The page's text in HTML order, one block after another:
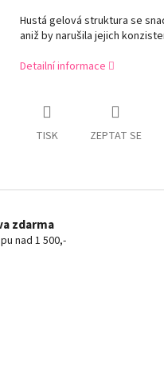
Hustá gelová struktura se
aniž by narušila jejich
Detailní informace
TISK ZEPTAT SE
zdarma
nad 1 500,-